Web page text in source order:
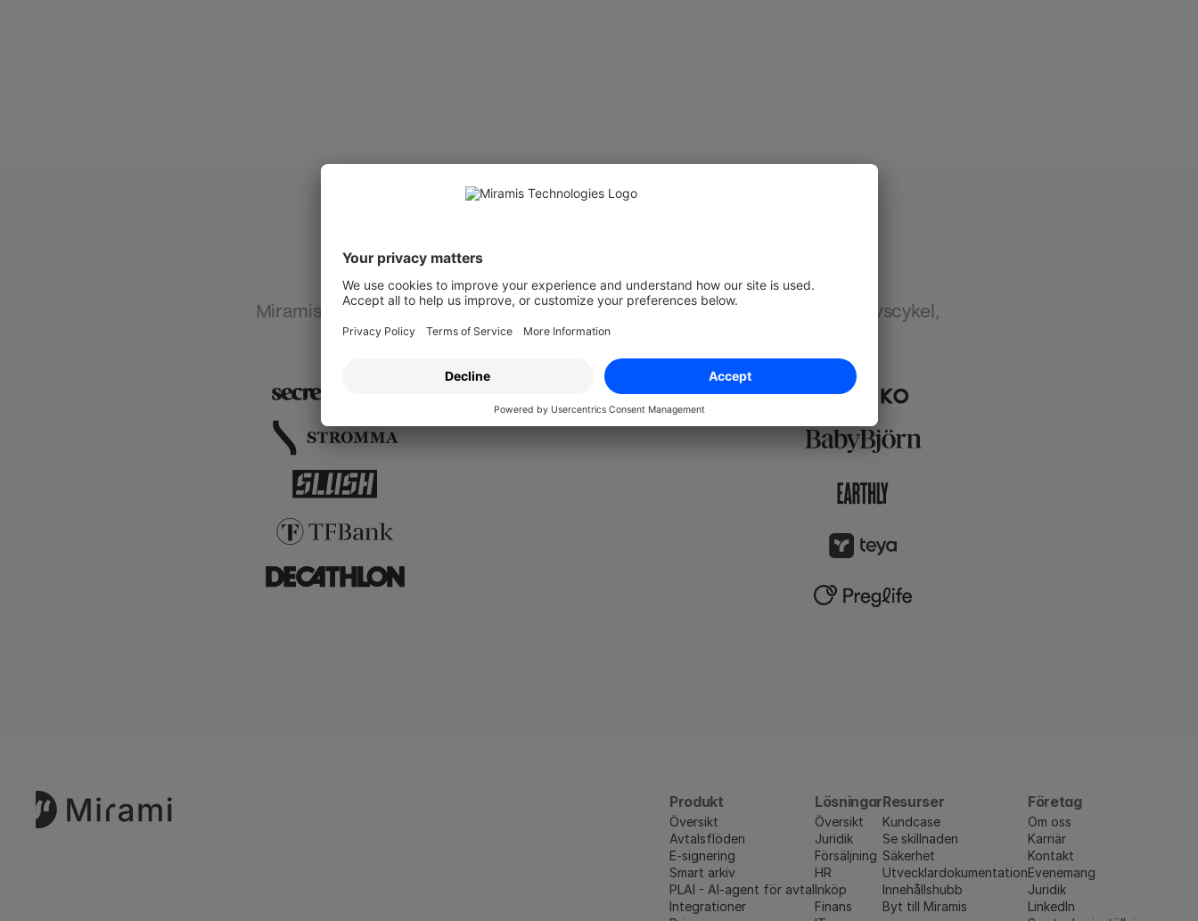
9000+ nöjda kunder litar på oss
Miramis är den nya standarden för juridisk hantering. Effektivisera avtalets livscykel,
uppgiftshantering och datadrivna insikter för juridik. Drivet av AI.
Produkt
Översikt
Avtalsflöden
E-signering
Smart arkiv
PLAI - AI-agent för avtal
Integrationer
Lösningar
Översikt
Juridik
Försäljning
HR
Inköp
Finans
Resurser
Kundcase
Se skillnaden
Säkerhet
Utvecklardokumentation
Innehållshubb
Byt till Miramis
Företag
Om oss
Karriär
Kontakt
Evenemang
Juridik
LinkedIn